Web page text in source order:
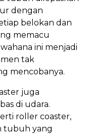
dengan
belokan dan
memacu
ini menjadi
tak
mencobanya.
juga
di udara.
roller coaster,
tubuh yang